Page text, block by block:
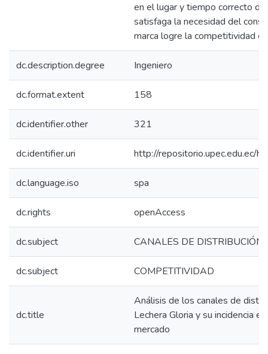
en el lugar y tiempo correcto
satisfaga la necesidad del
marca logre la competitividad
dc.description.degree Ingeniero
dc.format.extent 158
dc.identifier.other 321
dc.identifier.uri http://repositorio.upec.edu.ec/
dc.language.iso spa
dc.rights openAccess
dc.subject CANALES DE DISTRIBUCIÓN
dc.subject COMPETITIVIDAD
dc.title
Análisis de los canales de
Lechera Gloria y su incidencia
mercado